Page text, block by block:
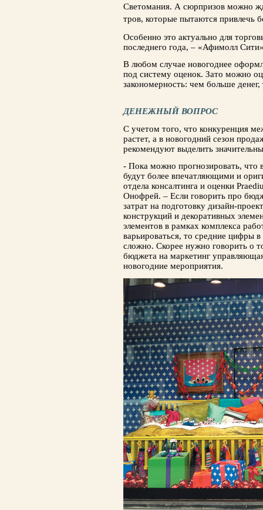
Светомания. А сюрпризов можно
тров, которые пытаются привлечь
Особенно это актуально для
послед­него года, – «Афимолл
В любом случае новогоднее
под систему оценок. Зато можно
закономер­ность: чем больше денег,
ДЕНЕЖНЫЙ ВОПРОС
С учетом того, что конкуренция
растет, а в новогодний сезон
рекомендуют выделить
- Пока можно прогнозировать,
будут более впечатляющими и
отдела консалтин­га и оценки
Онофрей. – Если говорить про
затрат на подготовку дизайн-
кон­струкций и декоративных
элементов в рамках комплекса
варьироваться, то средние цифры
сложно. Скорее нужно говорить о
бюджета на маркетинг
новогодние мероприятия.